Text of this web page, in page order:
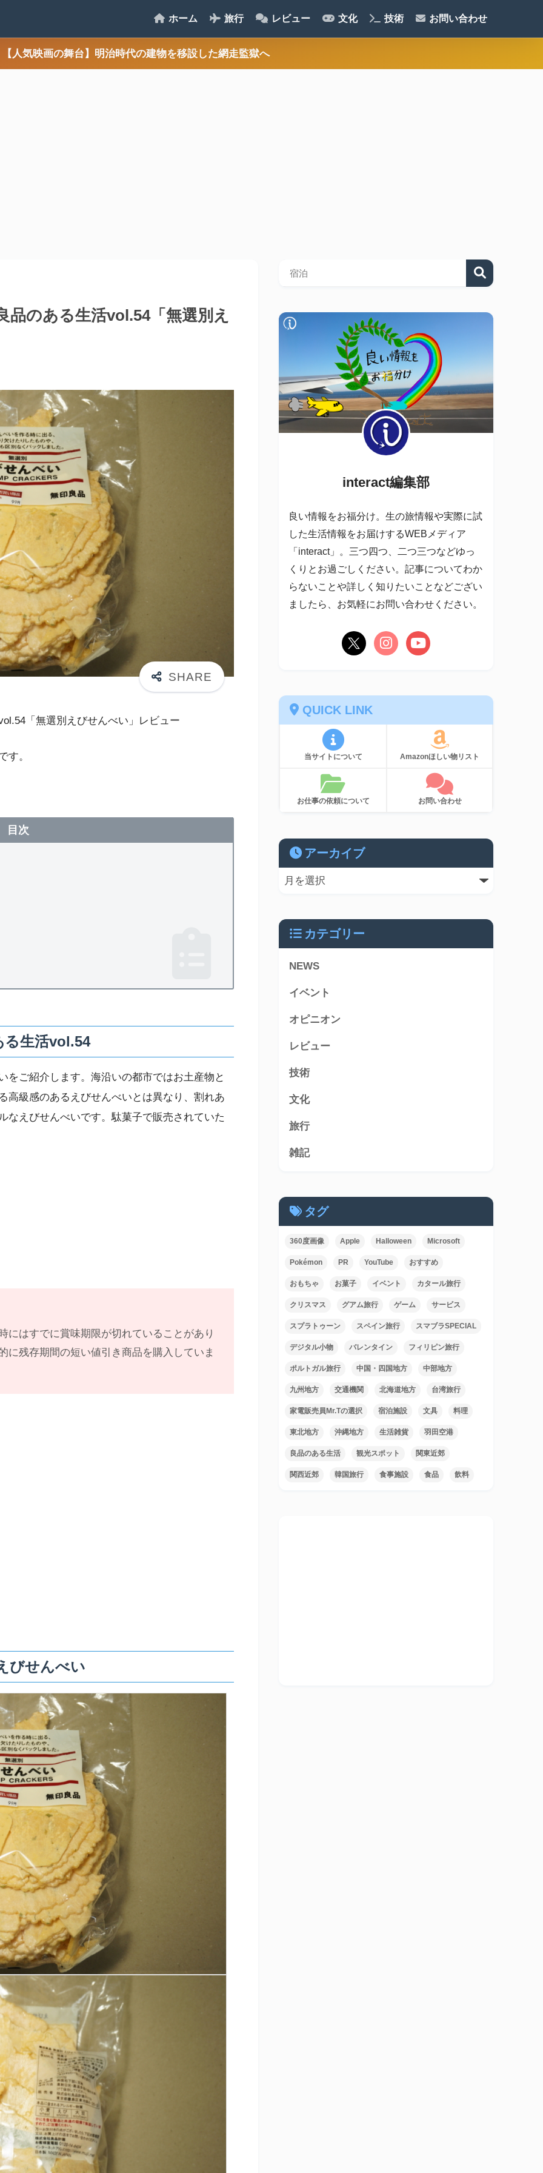
ホーム 旅行 レビュー 文化 技術 お問い合わせ
【人気映画の舞台】明治時代の建物を移設した網走監獄へ
品のある生活vol.54「無選別え
「無選別えびせんべい」レビュー
す。
目次
る生活vol.54
をご紹介します。海沿いの都市ではお土産物と
高級感のあるえびせんべいとは異なり、割れあ
なえびせんべいです。駄菓子で販売されていた
にはすでに賞味期限が切れていることがあり
に残存期間の短い値引き商品を購入していま
びせんべい
interact編集部
良い情報をお福分け。生の旅情報や実際に試
した生活情報をお届けするWEBメディア
「interact」。三つ四つ、二つ三つなどゆっ
くりとお過ごしください。記事についてわか
らないことや詳しく知りたいことなどござい
ましたら、お気軽にお問い合わせください。
QUICK LINK
当サイトについて Amazonほしい物リスト
お仕事の依頼について お問い合わせ
アーカイブ
カテゴリー
NEWS
イベント
オピニオン
レビュー
技術
文化
旅行
雑記
タグ
360度画像 Apple Halloween Microsoft
Pokémon PR YouTube おすすめ
おもちゃ お菓子 イベント カタール旅行
クリスマス グアム旅行 ゲーム サービス
スプラトゥーン スペイン旅行 スマブラSPECIAL
デジタル小物 バレンタイン フィリピン旅行
ポルトガル旅行 中国・四国地方 中部地方
九州地方 交通機関 北海道地方 台湾旅行
家電販売員Mr.Tの選択 宿泊施設 文具 料理
東北地方 沖縄地方 生活雑貨 羽田空港
良品のある生活 観光スポット 関東近郊
関西近郊 韓国旅行 食事施設 食品 飲料